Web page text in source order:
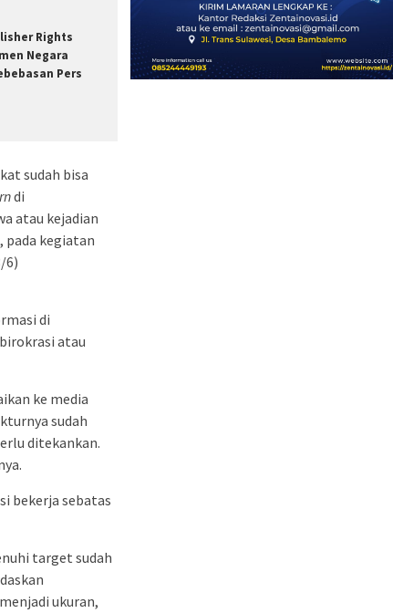
Rights
Negara
Pers
sudah bisa
di
atau kejadian
pada kegiatan
6)
di
atau
ke media
sudah
ditekankan.
bekerja sebatas
target sudah
ukuran,